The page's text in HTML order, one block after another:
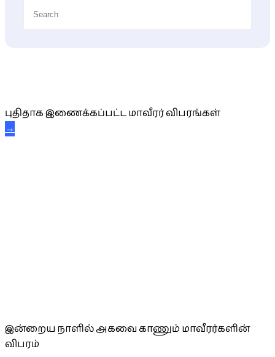
புதிதாக இணைக்கப்பட்ட மாவீரர் விபரங்கள்
→
இன்றைய நாளில் அகவை காணும் மாவீரர்களின்
விபரம்